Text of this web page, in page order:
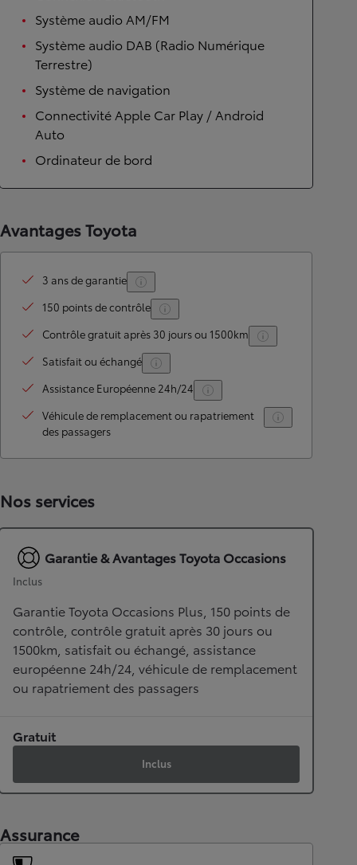
Système audio AM/FM
Système audio DAB (Radio Numérique
Terrestre)
Système de navigation
Connectivité Apple Car Play / Android
Auto
Ordinateur de bord
Avantages Toyota
3 ans de garantie
150 points de contrôle
Contrôle gratuit après 30 jours ou 1500km
Satisfait ou échangé
Assistance Européenne 24h/24
Véhicule de remplacement ou rapatriement
des passagers
Nos services
Garantie & Avantages Toyota Occasions
Inclus
Garantie Toyota Occasions Plus, 150 points de
contrôle, contrôle gratuit après 30 jours ou
1500km, satisfait ou échangé, assistance
européenne 24h/24, véhicule de remplacement
ou rapatriement des passagers
Gratuit
Inclus
Assurance